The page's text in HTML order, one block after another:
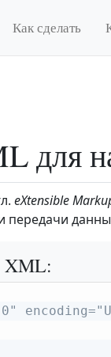
Как сделать
для
eXtensible
передачи
XML: